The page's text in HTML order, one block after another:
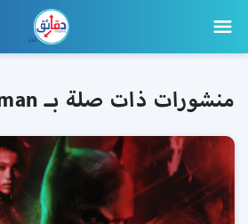
منشورات ذات صلة بـ The Batman